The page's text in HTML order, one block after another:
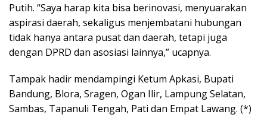
Putih. “Saya harap kita bisa berinovasi, menyuarakan
aspirasi daerah, sekaligus menjembatani hubungan
tidak hanya antara pusat dan daerah, tetapi juga
dengan DPRD dan asosiasi lainnya,” ucapnya.
Tampak hadir mendampingi Ketum Apkasi, Bupati
Bandung, Blora, Sragen, Ogan Ilir, Lampung Selatan,
Sambas, Tapanuli Tengah, Pati dan Empat Lawang. (*)